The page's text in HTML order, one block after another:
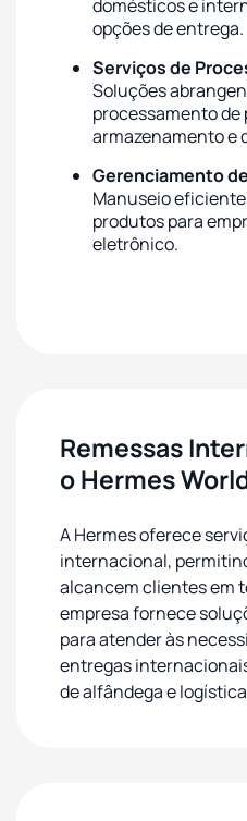
domésticos e
opções de entrega.
Serviços de
Soluções
processamento de
armazenamento e
Gerenciamento
Manuseio
produtos para
eletrônico.
Remessas
o Hermes
A Hermes oferece
internacional,
alcancem clientes em
empresa fornece
para atender às
entregas
de alfândega e